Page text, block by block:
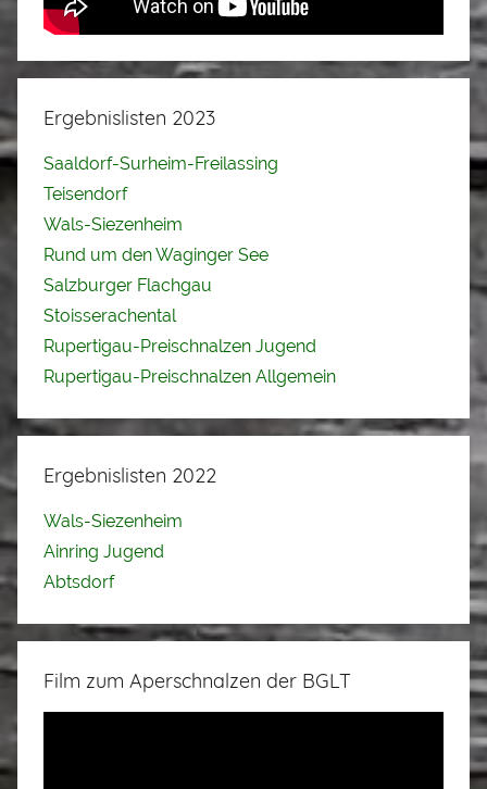
Ergebnislisten 2023
Saaldorf-Surheim-Freilassing
Teisendorf
Wals-Siezenheim
Rund um den Waginger See
Salzburger Flachgau
Stoisserachental
Rupertigau-Preischnalzen Jugend
Rupertigau-Preischnalzen Allgemein
Ergebnislisten 2022
Wals-Siezenheim
Ainring Jugend
Abtsdorf
Film zum Aperschnalzen der BGLT